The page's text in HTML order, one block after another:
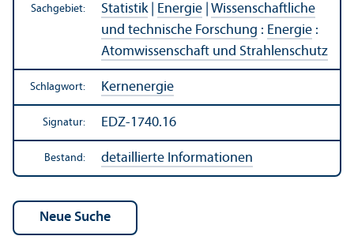
Sachgebiet: Statistik| Energie Wissenschaft­liche
und technische Forschung : Energie :
Atom­wissenschaft und Strahlenschutz
Schlagwort: Kernenergie
Signatur: EDZ-1740.16
Bestand: detaillierte Informationen